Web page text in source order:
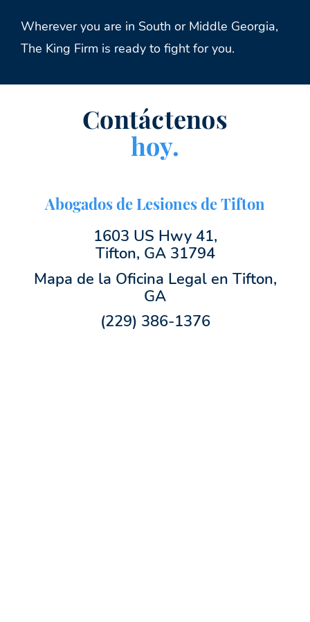
Wherever you are in South or Middle Georgia,
The King Firm is ready to fight for you.
Contáctenos
hoy.
Abogados de Lesiones de Tifton
1603 US Hwy 41,
Tifton, GA 31794
Mapa de la Oficina Legal en Tifton,
GA
(229) 386-1376